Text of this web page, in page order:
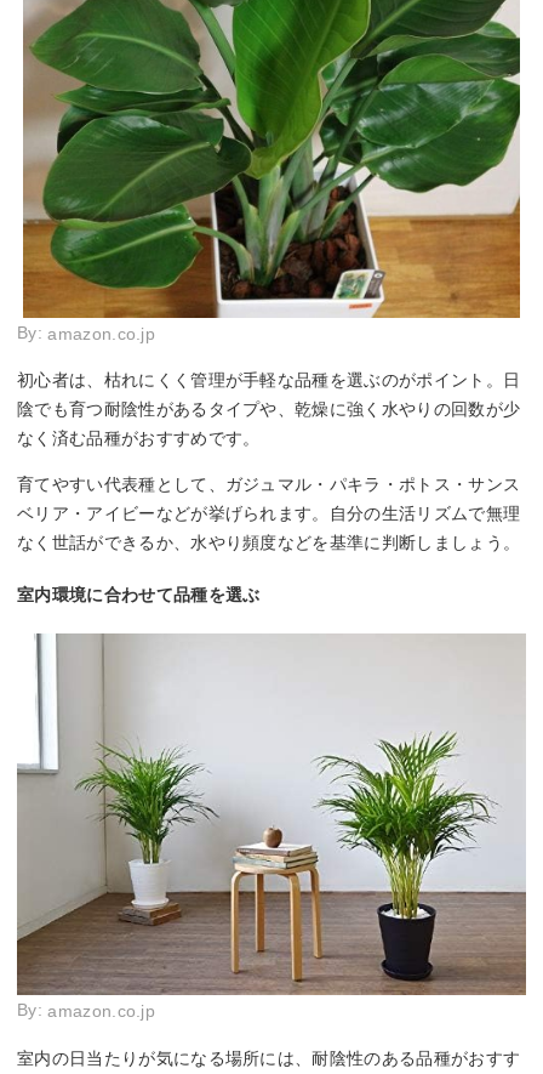
By:amazon.co.jp
初心者は、枯れにくく管理が手軽な品種を選ぶのがポイント。日
陰でも育つ耐陰性があるタイプや、乾燥に強く水やりの回数が少
なく済む品種がおすすめです。
育てやすい代表種として、ガジュマル・パキラ・ポトス・サンス
ベリア・アイビーなどが挙げられます。自分の生活リズムで無理
なく世話ができるか、水やり頻度などを基準に判断しましょう。
室内環境に合わせて品種を選ぶ
By:amazon.co.jp
室内の日当たりが気になる場所には、耐陰性のある品種がおすす